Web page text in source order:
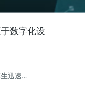
数字化设
生迅速…